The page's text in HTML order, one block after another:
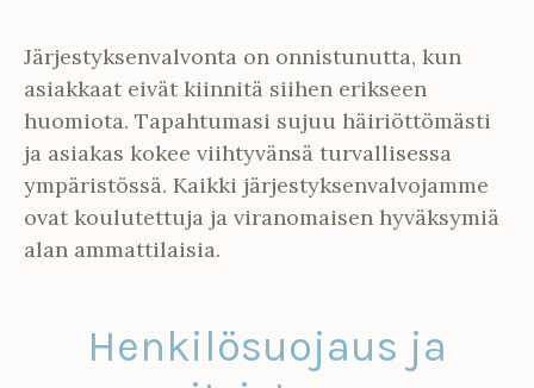
Järjestyksenvalvonta on onnistunutta, kun
asiakkaat eivät kiinnitä siihen erikseen
huomiota. Tapahtumasi sujuu häiriöttömästi
ja asiakas kokee viihtyvänsä turvallisessa
ympäristössä. Kaikki järjestyksenvalvojamme
ovat koulutettuja ja viranomaisen hyväksymiä
alan ammattilaisia.
Henkilösuojaus ja